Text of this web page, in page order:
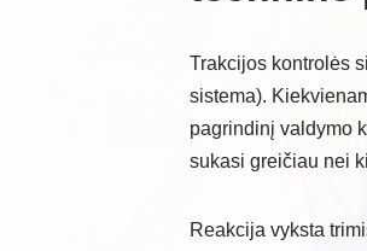
Trakcijos kontrolės
sistema).
pagrindinį valdymo
sukasi greičiau nei
Reakcija vyksta